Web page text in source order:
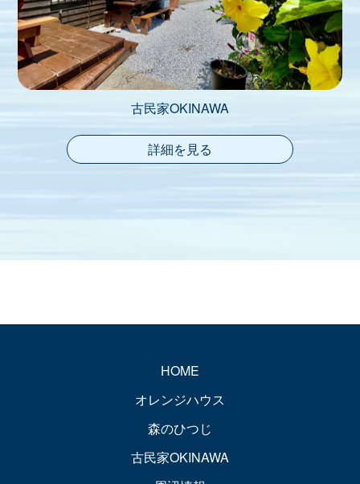
古民家OKINAWA
詳細を見る
HOME
オレンジハウス
森のひつじ
古民家OKINAWA